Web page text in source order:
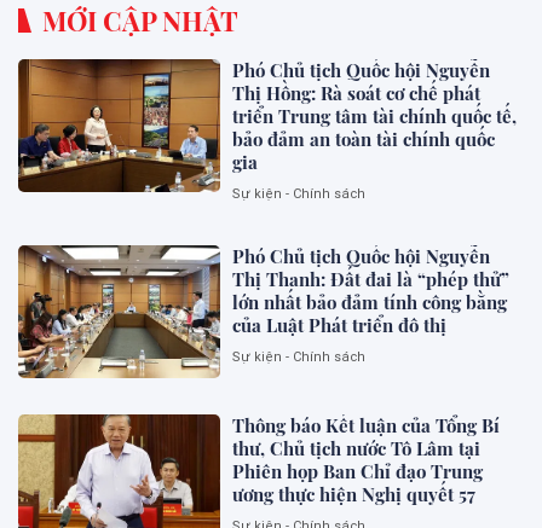
MỚI CẬP NHẬT
Phó Chủ tịch Quốc hội Nguyễn
Thị Hồng: Rà soát cơ chế phát
triển Trung tâm tài chính quốc tế,
bảo đảm an toàn tài chính quốc
gia
Sự kiện - Chính sách
Phó Chủ tịch Quốc hội Nguyễn
Thị Thanh: Đất đai là “phép thử”
lớn nhất bảo đảm tính công bằng
của Luật Phát triển đô thị
Sự kiện - Chính sách
Thông báo Kết luận của Tổng Bí
thư, Chủ tịch nước Tô Lâm tại
Phiên họp Ban Chỉ đạo Trung
ương thực hiện Nghị quyết 57